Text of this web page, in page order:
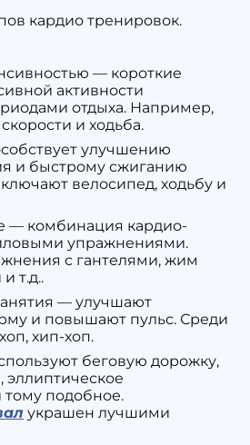
кардио тренировок.
— короткие
активности
отдыха. Например,
и ходьба.
улучшению
и быстрому сжиганию
велосипед, ходьбу и
— комбинация кардио-
упражнениями.
с гантелями, жим
т.д..
— улучшают
и повышают пульс. Среди
хип-хоп.
беговую дорожку,
подобное.
украшен лучшими